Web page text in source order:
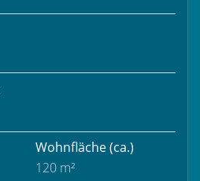
Wohnfläche(ca.)
120 m²